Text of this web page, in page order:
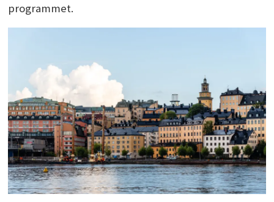
programmet.